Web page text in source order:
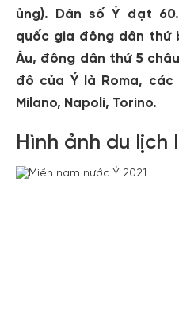
ủng). Dân số Ý đạt
quốc gia đông dân thứ
Âu, đông dân thứ 5
đô của Ý là Roma,
Milano, Napoli, Torino.
Hình ảnh du lịch